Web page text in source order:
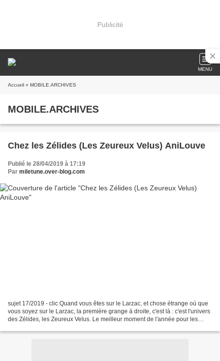
Publicité
MENU
Accueil » MOBILE.ARCHIVES
MOBILE.ARCHIVES
Chez les Zélides (Les Zeureux Velus) AniLouve
Publié le 28/04/2019 à 17:19
Par miletune.over-blog.com
sujet 17/2019 - clic Quand vous êtes sur le Larzac, et chose étrange où que
vous soyez sur le Larzac, la première grange à droite, c'est là : c'est l'univers
des Zélides, les Zeureux Velus. Le meilleur moment de l'année pour les